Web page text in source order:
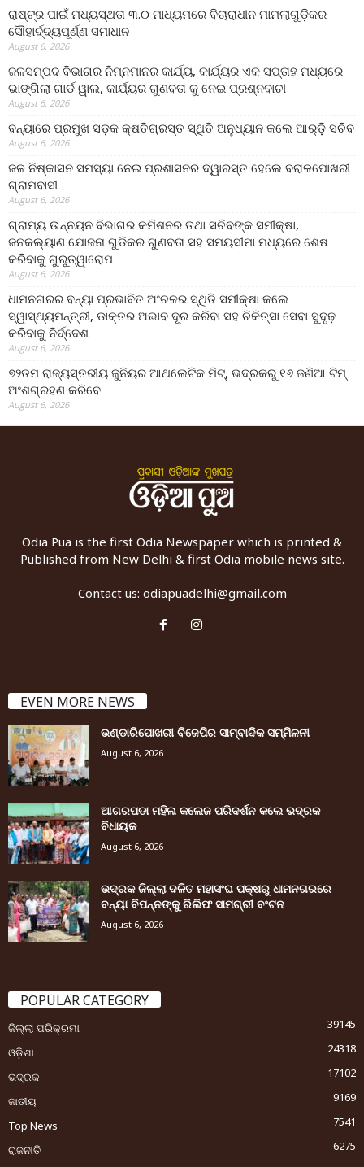
ରାଷ୍ଟ୍ର ପାଇଁ ମଧ୍ୟସ୍ଥତା ୩.୦ ମାଧ୍ୟମରେ ବିଚାରାଧୀନ ମାମଲାଗୁଡ଼ିକର
ସୌହାର୍ଦ୍ଦ୍ୟପୂର୍ଣ୍ଣ ସମାଧାନ
August 6, 2026
ଜଳସମ୍ପଦ ବିଭାଗର ନିମ୍ନମାନର କାର୍ଯ୍ୟ, କାର୍ଯ୍ୟର ଏକ ସପ୍ତାହ ମଧ୍ୟରେ
ଭାଙ୍ଗିଲା ଗାର୍ଡ ୱାଲ, କାର୍ଯ୍ୟର ଗୁଣବତା କୁ ନେଇ ପ୍ରଶ୍ନବାଚୀ
August 6, 2026
ବନ୍ୟାରେ ପ୍ରମୁଖ ସଡ଼କ କ୍ଷତିଗ୍ରସ୍ତ ସ୍ଥିତି ଅନୁଧ୍ୟାନ କଲେ ଆର୍‌ଡ଼ି ସଚିବ
August 6, 2026
ଜଳ ନିଷ୍କାସନ ସମସ୍ୟା ନେଇ ପ୍ରଶାସନର ଦ୍ୱାରସ୍ତ ହେଲେ ବରାଳପୋଖରୀ
ଗ୍ରାମବାସୀ
August 6, 2026
ଗ୍ରାମ୍ୟ ଉନ୍ନୟନ ବିଭାଗର କମିଶନର ତଥା ସଚିବଙ୍କ ସମୀକ୍ଷା,
ଜନକଲ୍ୟାଣ ଯୋଜନା ଗୁଡିକର ଗୁଣବତା ସହ ସମୟସୀମା ମଧ୍ୟରେ ଶେଷ
କରିବାକୁ ଗୁରୁତ୍ୱାରୋପ
August 6, 2026
ଧାମନଗରର ବନ୍ୟା ପ୍ରଭାବିତ ଅଂଚଳର ସ୍ଥିତି ସମୀକ୍ଷା କଲେ
ସ୍ୱାସ୍ଥ୍ୟମନ୍ତ୍ରୀ, ଡାକ୍ତର ଅଭାବ ଦୂର କରିବା ସହ ଚିକିତ୍ସା ସେବା ସୁଦୃଢ଼
କରିବାକୁ ନିର୍ଦ୍ଦେଶ
August 6, 2026
୭୨ତମ ରାଜ୍ୟସ୍ତରୀୟ ଜୁନିୟର ଆଥଲେଟିକ ମିଟ୍‌, ଭଦ୍ରକରୁ ୧୬ ଜଣିଆ ଟିମ୍
ଅଂଶଗ୍ରହଣ କରିବେ
August 6, 2026
Odia Pua is the first Odia Newspaper which is printed &
Published from New Delhi & first Odia mobile news site.
Contact us: odiapuadelhi@gmail.com
EVEN MORE NEWS
ଭଣ୍ଡାରିପୋଖରୀ ବିଜେପିର ସାମ୍ବାଦିକ ସମ୍ମିଳନୀ
August 6, 2026
ଆଗରପଡା ମହିଳା କଲେଜ ପରିଦର୍ଶନ କଲେ ଭଦ୍ରକ
ବିଧାୟକ
August 6, 2026
ଭଦ୍ରକ ଜିଲ୍ଲା ଦଳିତ ମହାସଂଘ ପକ୍ଷରୁ ଧାମନଗରରେ
ବନ୍ୟା ବିପନ୍ନଙ୍କୁ ରିଲିଫ ସାମଗ୍ରୀ ବଂଟନ
August 6, 2026
POPULAR CATEGORY
ଜିଲ୍ଲା ପରିକ୍ରମା
39145
ଓଡ଼ିଶା
24318
ଭଦ୍ରକ
17102
ଜାତୀୟ
9169
Top News
7541
ରାଜନୀତି
6275